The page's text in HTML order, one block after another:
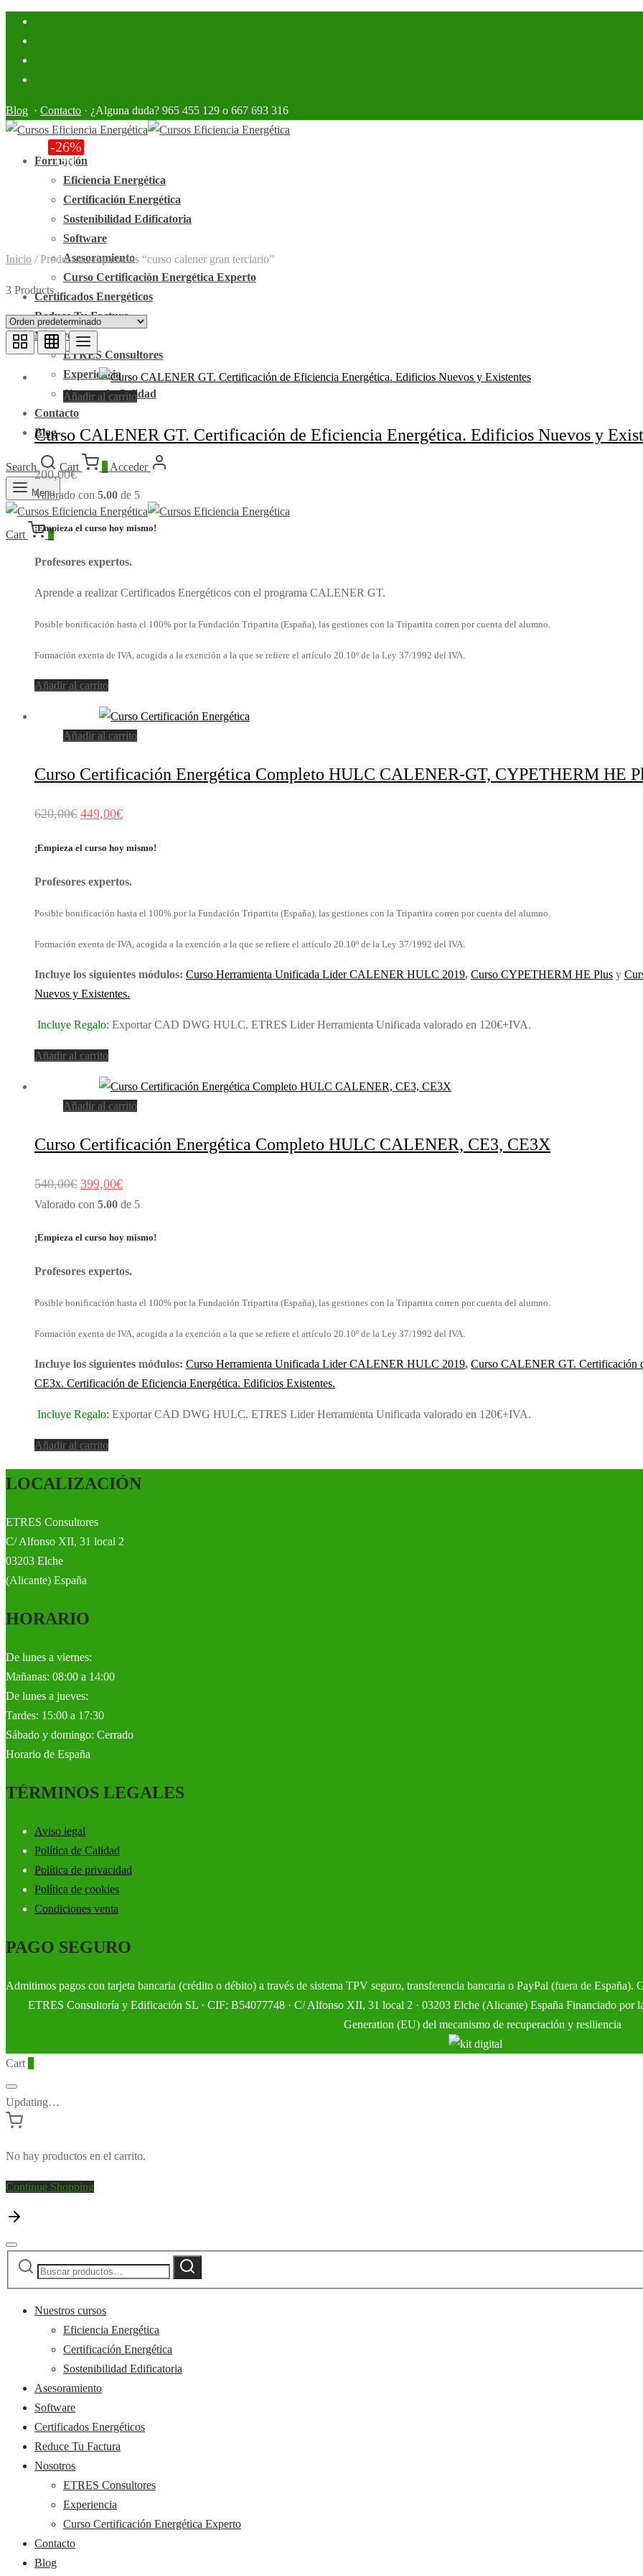
Blog · Contacto · ¿Alguna duda? 965 455 129 o 667 693 316
Formación
Eficiencia Energética
Certificación Energética
Sostenibilidad Edificatoria
Software
Asesoramiento
Curso Certificación Energética Experto
Certificados Energéticos
Reduce Tu Factura
Nosotros
ETRES Consultores
Experiencia
Sistema de Calidad
Contacto
Blog
Search Cart Acceder
Menu
Cart 0
Inicio /Productos etiquetados “curso calener gran terciario”
3 Products
Añadir al carrito
Curso CALENER GT. Certificación de Eficiencia Energética. Edificios Nuevos y
200,00€
Valorado con 5.00 de 5
¡Empieza el curso hoy mismo!
Profesores expertos.
Aprende a realizar Certificados Energéticos con el programa CALENER GT.
Posible bonificación hasta el 100% por la Fundación Tripartita (España), las gestiones con la Tripartita corren por cuenta del alumno.
Formación exenta de IVA, acogida a la exención a la que se refiere el artículo 20.10º de la Ley 37/1992 del IVA.
Añadir al carrito
-28%
Off
Añadir al carrito
Curso Certificación Energética Completo HULC CALENER-GT, CYPETHERM HE
620,00€ El
original
era:
449,00€El
actual
es:
¡Empieza el curso hoy mismo!
Profesores expertos.
Posible bonificación hasta el 100% por la Fundación Tripartita (España), las gestiones con la Tripartita corren por cuenta del alumno.
Formación exenta de IVA, acogida a la exención a la que se refiere el artículo 20.10º de la Ley 37/1992 del IVA.
Incluye los siguientes módulos: Curso Herramienta Unificada Lider CALENER HULC 2019, Curso CYPETHERM HE Plus y
Nuevos y Existentes.
Incluye Regalo: Exportar CAD DWG HULC. ETRES Lider Herramienta Unificada valorado en 120€+IVA.
Añadir al carrito
-26%
Off
Añadir al carrito
Curso Certificación Energética Completo HULC CALENER, CE3, CE3X
540,00€ El
precio
540,00€.
399,00€El
precio
399,00€.
Valorado con 5.00 de 5
¡Empieza el curso hoy mismo!
Profesores expertos.
Posible bonificación hasta el 100% por la Fundación Tripartita (España), las gestiones con la Tripartita corren por cuenta del alumno.
Formación exenta de IVA, acogida a la exención a la que se refiere el artículo 20.10º de la Ley 37/1992 del IVA.
Incluye los siguientes módulos: Curso Herramienta Unificada Lider CALENER HULC 2019, Curso CALENER GT. Certificación
CE3x. Certificación de Eficiencia Energética. Edificios Existentes.
Incluye Regalo: Exportar CAD DWG HULC. ETRES Lider Herramienta Unificada valorado en 120€+IVA.
Añadir al carrito
LOCALIZACIÓN
ETRES Consultores
C/ Alfonso XII, 31 local 2
03203 Elche
(Alicante) España
HORARIO
De lunes a viernes:
Mañanas: 08:00 a 14:00
De lunes a jueves:
Tardes: 15:00 a 17:30
Sábado y domingo: Cerrado
Horario de España
TÉRMINOS LEGALES
Aviso legal
Política de Calidad
Política de privacidad
Política de cookies
Condiciones venta
PAGO SEGURO
Admitimos pagos con tarjeta bancaria (crédito o débito) a través de sistema TPV seguro, transferencia bancaria o PayPal (fuera de España).
ETRES Consultoría y Edificación SL · CIF: B54077748 · C/ Alfonso XII, 31 local 2 · 03203 Elche (Alicante) España Financiado
Generation (EU) del mecanismo de recuperación y resiliencia
Cart
Updating…
No hay productos en el carrito.
Continue Shopping
Buscar
Buscar
Nuestros cursos
Eficiencia Energética
Certificación Energética
Sostenibilidad Edificatoria
Asesoramiento
Software
Certificados Energéticos
Reduce Tu Factura
Nosotros
ETRES Consultores
Experiencia
Curso Certificación Energética Experto
Contacto
Blog